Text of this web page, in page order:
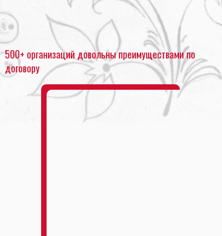
Главная Печать календарей
Печать перекидных календарей
500+ организаций довольны преимуществами по
договору